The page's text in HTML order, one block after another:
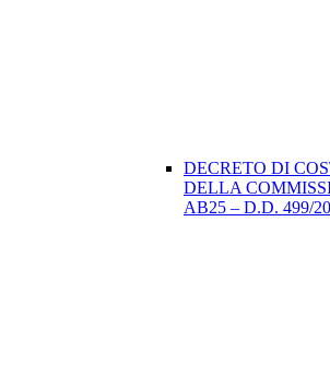
DECRETO DI
DELLA
AB25 – D.D. 499/